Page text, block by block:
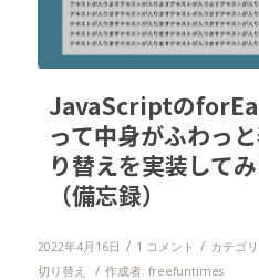
JavaScriptの
って中身がふわっ
り替えを実装して
（備忘録）
2022年4月16日 / 1 コメント / カテゴ
切り替え
/ 作成者: freefuntimes